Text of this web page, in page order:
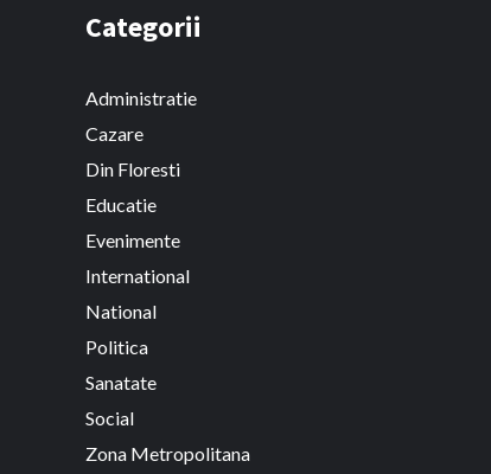
Categorii
Administratie
Cazare
Din Floresti
Educatie
Evenimente
International
National
Politica
Sanatate
Social
Zona Metropolitana